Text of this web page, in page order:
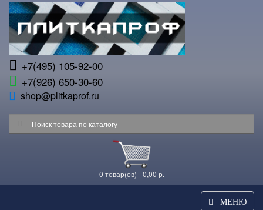
+7(495) 105-92-00
+7(926) 650-30-60
shop@plitkaprof.ru
0 товар(ов) - 0,00 р.
МЕНЮ